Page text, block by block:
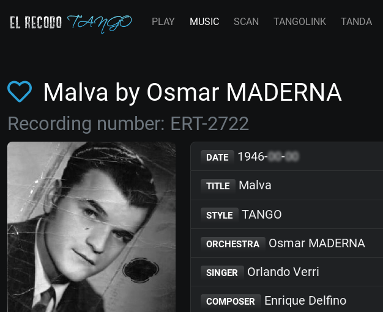
PLAY MUSIC SCAN TANGOLINK TANDA
Malva by Osmar MADERNA
Recording number: ERT-2722
DATE 1946-00-00
TITLE Malva
STYLE TANGO
ORCHESTRA Osmar MADERNA
SINGER Orlando Verri
COMPOSER Enrique Delfino